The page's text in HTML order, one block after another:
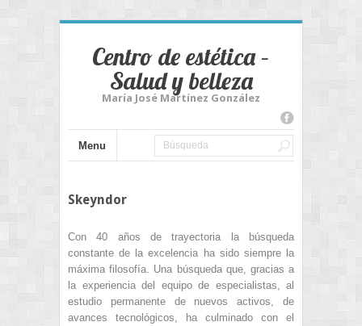
Centro de estética –
Salud y belleza
María José Martínez González
Menu
Skeyndor
Con 40 años de trayectoria la búsqueda
constante de la excelencia ha sido siempre la
máxima filosofía. Una búsqueda que, gracias a
la experiencia del equipo de especialistas, al
estudio permanente de nuevos activos, de
avances tecnológicos, ha culminado con el